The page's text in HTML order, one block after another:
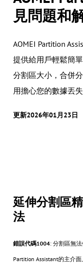
見問題和
AOMEI Partition
提供給用戶輕鬆簡
分割區大小，合併
用擔心您的數據丟失
更新2026年01月23日
延伸分割區
法
錯誤代碼1004: 分割區無
Partition Assistant的主介